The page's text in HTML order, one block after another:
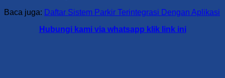
Baca juga: Daftar Sistem Parkir Terintegrasi Dengan Aplikasi
Hubungi kami via whatsapp klik link ini